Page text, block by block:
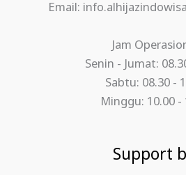
Email:
Jam
Senin - Jumat:
Sabtu: 08.30 -
Minggu: 10.00 -
Support